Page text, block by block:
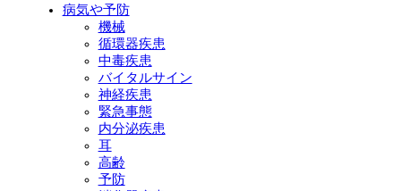
病気や予防
機械
循環器疾患
中毒疾患
バイタルサイン
神経疾患
緊急事態
内分泌疾患
耳
高齢
予防